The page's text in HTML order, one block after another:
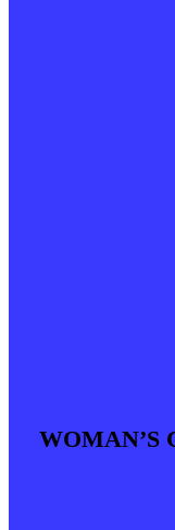
WOMAN’S